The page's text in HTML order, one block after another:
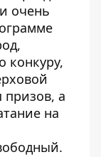
очень
конкуру,
а
на